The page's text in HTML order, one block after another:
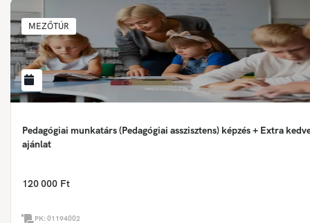
MEZŐTÚR
Pedagógiai munkatárs (Pedagógiai asszisztens) képzés + Extra
ajánlat
120 000 Ft
PK:01194002